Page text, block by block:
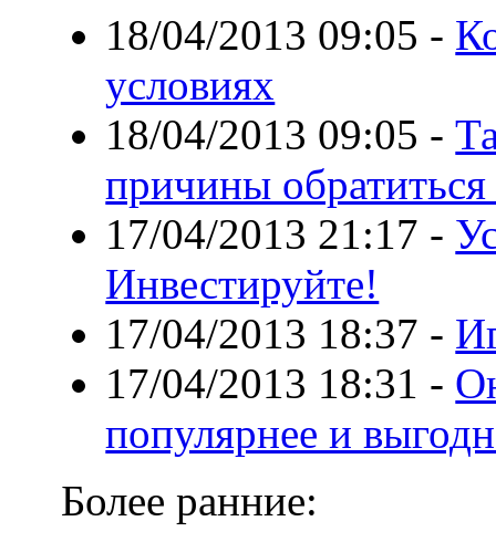
18/04/2013 09:05 -
условиях
18/04/2013 09:05 -
причины
17/04/2013 21:17 -
Инвестируйте!
17/04/2013 18:37 -
17/04/2013 18:31 -
популярнее и
Более ранние: